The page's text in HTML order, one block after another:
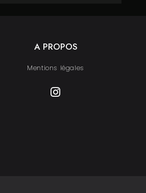
A PROPOS
Mentions légales